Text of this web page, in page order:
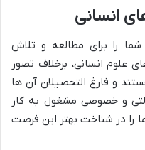
انسانی
شما را برای مطالعه و تلاش
علوم انسانی، برخلاف تصور
و فارغ التحصیلان آن ها
و خصوصی مشغول به کار
را در شناخت بهتر این فرصت